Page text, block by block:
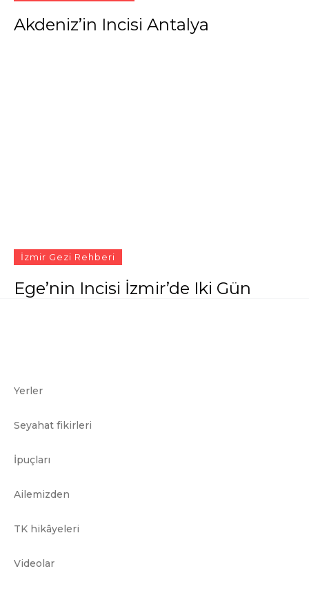
Akdeniz’in Incisi Antalya
İzmir Gezi Rehberi
Ege’nin Incisi İzmir’de Iki Gün
Yerler
Seyahat fikirleri
İpuçları
Ailemizden
TK hikâyeleri
Videolar